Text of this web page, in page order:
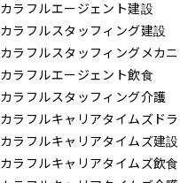
カラフルエージェント建設
カラフルスタッフィング建設
カラフルスタッフィングメカニ
カラフルエージェント飲食
カラフルスタッフィング介護
カラフルキャリアタイムズド
カラフルキャリアタイムズ建設
カラフルキャリアタイムズ飲食